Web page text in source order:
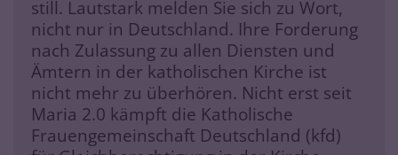
still. Lautstark melden Sie sich zu Wort,
nicht nur in Deutschland. Ihre Forderung
nach Zulassung zu allen Diensten und
Ämtern in der katholischen Kirche ist
nicht mehr zu überhören. Nicht erst seit
Maria 2.0 kämpft die Katholische
Frauengemeinschaft Deutschland (kfd)